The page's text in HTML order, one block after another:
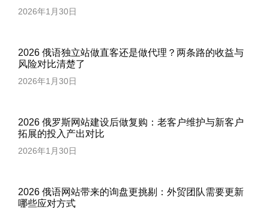
2026年1月30日
2026 俄语独立站做直客还是做代理？两条路的收益与
风险对比清楚了
2026年1月30日
2026 俄罗斯网站建设后做复购：老客户维护与新客户
拓展的投入产出对比
2026年1月30日
2026 俄语网站带来的询盘更挑剔：外贸团队需要更新
哪些应对方式